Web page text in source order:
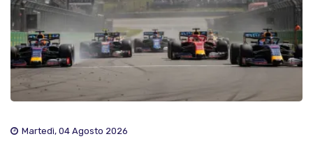
Martedì, 04 Agosto 2026